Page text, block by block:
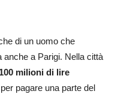
di un uomo che
anche a Parigi. Nella città
milioni di lire
pagare una parte del